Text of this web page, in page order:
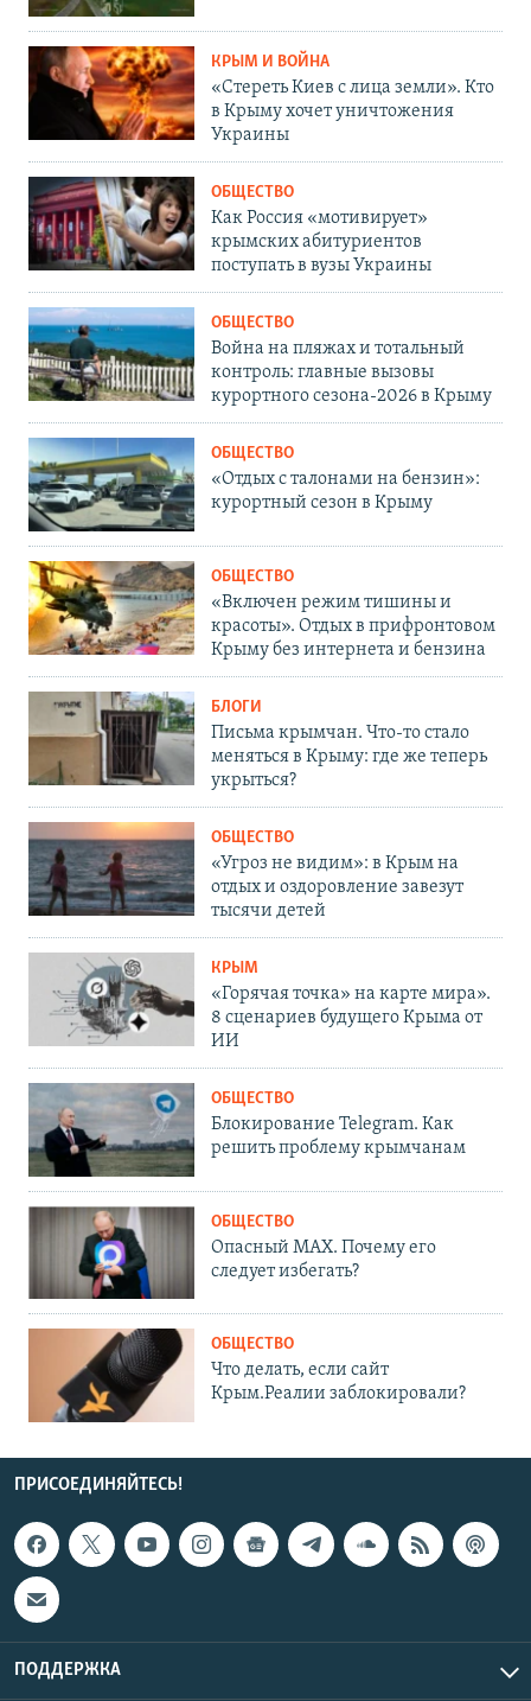
КРЫМ И ВОЙНА
«Стереть Киев с лица земли». Кто
в Крыму хочет уничтожения
Украины
ОБЩЕСТВО
Как Россия «мотивирует»
крымских абитуриентов
поступать в вузы Украины
ОБЩЕСТВО
Война на пляжах и тотальный
контроль: главные вызовы
курортного сезона-2026 в Крыму
ОБЩЕСТВО
«Отдых с талонами на бензин»:
курортный сезон в Крыму
ОБЩЕСТВО
«Включен режим тишины и
красоты». Отдых в прифронтовом
Крыму без интернета и бензина
БЛОГИ
Письма крымчан. Что-то стало
меняться в Крыму: где же теперь
укрыться?
ОБЩЕСТВО
«Угроз не видим»: в Крым на
отдых и оздоровление завезут
тысячи детей
КРЫМ
«Горячая точка» на карте мира».
8 сценариев будущего Крыма от
ИИ
ОБЩЕСТВО
Блокирование Telegram. Как
решить проблему крымчанам
ОБЩЕСТВО
Опасный MAX. Почему его
следует избегать?
ОБЩЕСТВО
Что делать, если сайт
Крым.Реалии заблокировали?
ПРИСОЕДИНЯЙТЕСЬ!
ПОДДЕРЖКА